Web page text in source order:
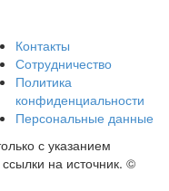
Контакты
Сотрудничество
Политика
конфиденциальности
Персональные данные
с указанием
на источник. ©